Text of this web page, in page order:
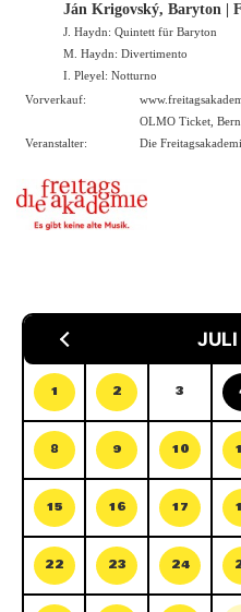
Ján Krigovský, Baryton |
J. Haydn: Quintett für Baryton
M. Haydn: Divertimento
I. Pleyel: Notturno
Vorverkauf:
OLMO Ticket, Bern
Veranstalter:
Die
1 2 3
8 9 10
15 16 17
22 23 24